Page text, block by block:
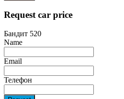
Request car price
Бандит 520
Name
Email
Телефон